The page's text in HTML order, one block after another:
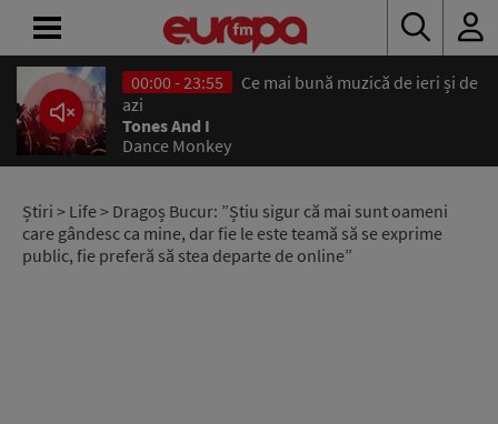
00:00 - 23:55
Ce mai bună muzică de ieri și de
azi
Tones And I
Dance Monkey
Știri > Life> Dragoș Bucur: ”Știu sigur că mai sunt oameni
care gândesc ca mine, dar fie le este teamă să se exprime
public, fie preferă să stea departe de online”
ACASĂ
ȘTIRI
RADIO
CONCURSURI